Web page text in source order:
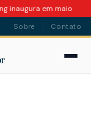
inaugura em maio
Sobre Contato